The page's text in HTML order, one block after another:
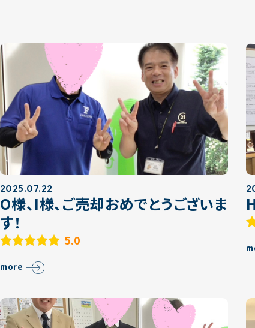
2025.07.22
O様、I様、ご売却おめでとうございま
す！
5.0
more